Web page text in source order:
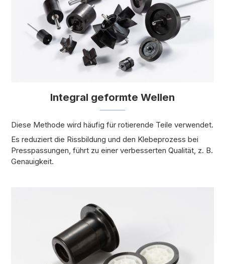
Integral geformte Wellen
Diese Methode wird häufig für rotierende Teile verwendet.
Es reduziert die Rissbildung und den Klebeprozess bei
Presspassungen, führt zu einer verbesserten Qualität, z. B.
Genauigkeit.